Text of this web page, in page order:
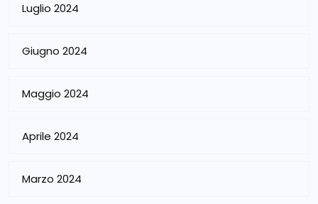
Luglio 2024
Giugno 2024
Maggio 2024
Aprile 2024
Marzo 2024